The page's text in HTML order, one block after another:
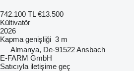
742.100 TL €13.500
Kültivatör
2026
Kapma genişliği 3 m
Almanya, De-91522 Ansbach
E-FARM GmbH
Satıcıyla iletişime geç